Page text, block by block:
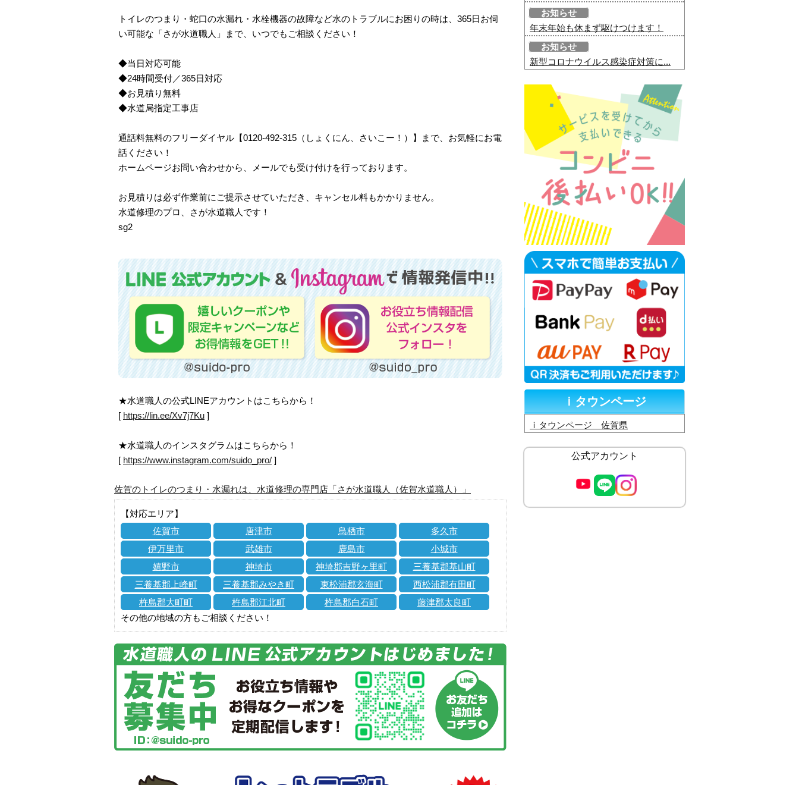
トイレのつまり・蛇口の水漏れ・水栓機器の故障など水のトラブルにお困りの時は、365日お伺
い可能な「さが水道職人」まで、いつでもご相談ください！
◆当日対応可能
◆24時間受付／365日対応
◆お見積り無料
◆水道局指定工事店
通話料無料のフリーダイヤル【0120-492-315（しょくにん、さいこー！）】まで、お気軽にお電
話ください！
ホームページお問い合わせから、メールでも受け付けを行っております。
お見積りは必ず作業前にご提示させていただき、キャンセル料もかかりません。
水道修理のプロ、さが水道職人です！
sg2
★水道職人の公式LINEアカウントはこちらから！
[ https://lin.ee/Xv7j7Ku ]
★水道職人のインスタグラムはこちらから！
[ https://www.instagram.com/suido_pro/ ]
佐賀のトイレのつまり・水漏れは、水道修理の専門店「さが水道職人（佐賀水道職人）」
【対応エリア】
佐賀市
唐津市 鳥栖市
多久市
伊万里市
武雄市 鹿島市
小城市
嬉野市
神埼市 神埼郡吉野ヶ里町
三養基郡基山町
三養基郡上峰町
三養基郡みやき町 東松浦郡玄海町
西松浦郡有田町
杵島郡大町町
杵島郡江北町 杵島郡白石町
藤津郡太良町
その他の地域の方もご相談ください！
お知らせ
年末年始も休まず駆けつけます！
お知らせ
新型コロナウイルス感染症対策に...
ｉタウンページ
ｉタウンページ 佐賀県
公式アカウント